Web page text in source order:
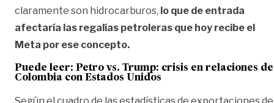
claramente son hidrocarburos, lo que de entrada
afectaría las regalías petroleras que hoy recibe el
Meta por ese concepto.
Puede leer: Petro vs. Trump: crisis en relaciones de
Colombia con Estados Unidos
Según el cuadro de las estadísticas de exportaciones